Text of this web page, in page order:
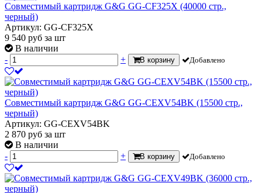
Совместимый картридж G&G GG-CF325X (40000 стр.,
черный)
Артикул: GG-CF325X
9 540 руб за шт
В наличии
-
+ В корзину Добавлено
Совместимый картридж G&G GG-CEXV54BK (15500 стр.,
черный)
Артикул: GG-CEXV54BK
2 870 руб за шт
В наличии
-
+ В корзину Добавлено